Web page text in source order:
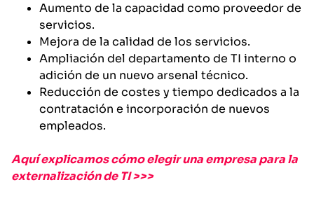
Aumento de la capacidad como proveedor de
servicios.
Mejora de la calidad de los servicios.
Ampliación del departamento de TI interno o
adición de un nuevo arsenal técnico.
Reducción de costes y tiempo dedicados a la
contratación e incorporación de nuevos
empleados.
Aquí explicamos cómo elegir una empresa para la
externalización de TI >>>